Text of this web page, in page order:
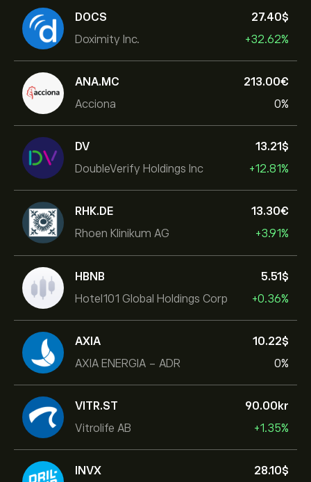
DOCS
Doximity Inc.
27.40‎$‎
+32.62%
ANA.MC
Acciona
213.00‎€‎
0%
DV
DoubleVerify Holdings Inc
13.21‎$‎
+12.81%
RHK.DE
Rhoen Klinikum AG
13.30‎€‎
+3.91%
HBNB
Hotel101 Global Holdings Corp
5.51‎$‎
+0.36%
AXIA
AXIA ENERGIA - ADR
10.22‎$‎
0%
VITR.ST
Vitrolife AB
90.00‎kr‎
+1.35%
INVX
28.10‎$‎